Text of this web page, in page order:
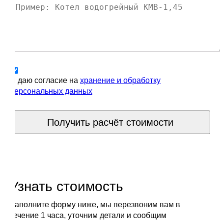
Я даю согласие на хранение и обработку
персональных данных
Получить расчёт стоимости
Узнать стоимость
Заполните форму ниже, мы перезвоним вам в
течение 1 часа, уточним детали и сообщим